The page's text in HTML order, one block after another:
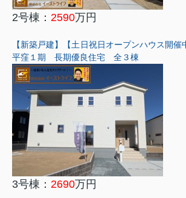
2号棟： 2590万円
【新築戸建】【土日祝日オープンハウス開
平窪１期 長期優良住宅 全３棟
3号棟： 2690万円